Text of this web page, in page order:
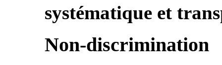
systématique et
Non-discrimination